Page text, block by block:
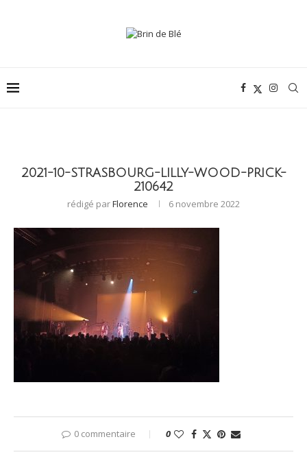
2021-10-STRASBOURG-LILLY-WOOD-PRICK-
210642
rédigé parFlorence 6 novembre 2022
0 commentaire 0